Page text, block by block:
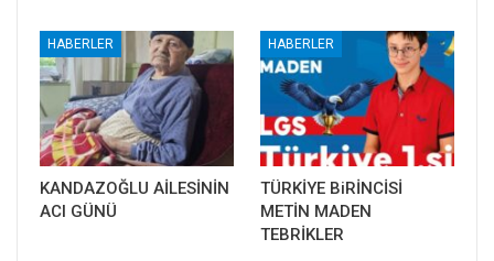
HABERLER
KANDAZOĞLU AİLESİNİN
ACI GÜNÜ
HABERLER
TÜRKİYE BiRİNCİSİ
METİN MADEN
TEBRİKLER